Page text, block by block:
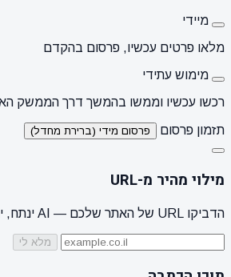
מיידי
מלאו פרטים עכשיו, פרסום בהקדם
מימוש עתידי
רכשו עכשיו וממשו בהמשך דרך הממשק
תזמון פרסום פרסום מידי (ברירת מחדל)
מילוי מהיר מ-URL
הדביקו URL של האתר שלכם — AI ינתח, יחקור וימלא אוטומטית שם מותג, קהל יעד, סגנון + 3 הצעות נושאים
מלא לי